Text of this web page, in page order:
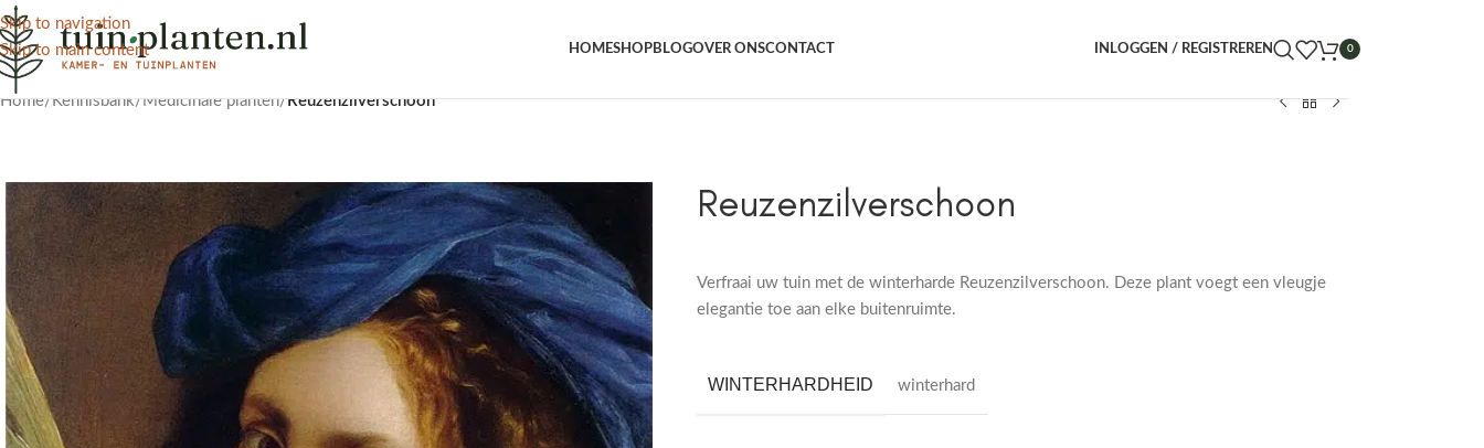
Skip to navigation
Skip to main content
HOMESHOPBLOGOVER ONSCONTACT INLOGGEN / REGISTREREN 0
Home/Kennisbank/Medicinale planten/Reuzenzilverschoon
Reuzenzilverschoon
Verfraai uw tuin met de winterharde Reuzenzilverschoon. Deze plant voegt een vleugje
elegantie toe aan elke buitenruimte.
WINTERHARDHEID winterhard